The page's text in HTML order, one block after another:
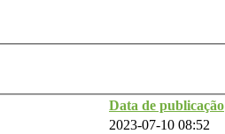
Data de publicação
2023-07-10 08:52